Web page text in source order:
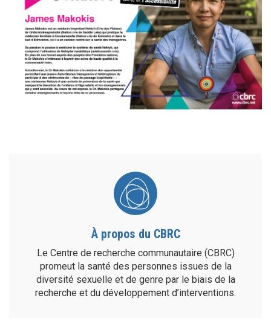
À propos du CBRC
Le Centre de recherche communautaire (CBRC)
promeut la santé des personnes issues de la
diversité sexuelle et de genre par le biais de la
recherche et du développement d’interventions.